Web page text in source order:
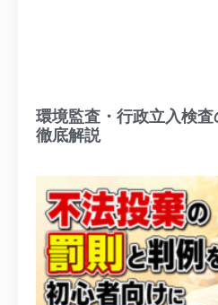
環境監査・行政立入検
徹底解説